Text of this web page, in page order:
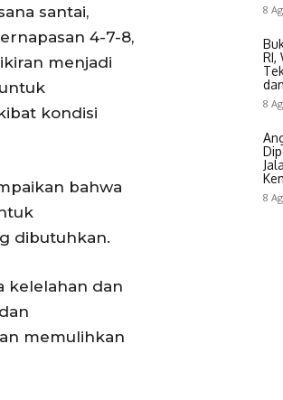
santai,
4-7-8,
menjadi
kondisi
bahwa
dibutuhkan.
kelelahan dan
memulihkan
8
RI,
8
8